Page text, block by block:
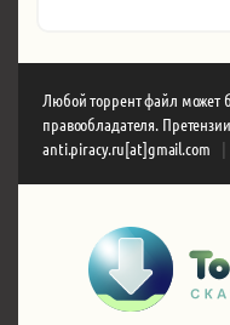
Любой торрент файл может
правообладателя.
anti.piracy.ru[at]gmail.com
|